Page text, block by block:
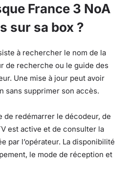
France 3 NoA
sur sa box ?
à rechercher le nom de la
de recherche ou le guide des
Une mise à jour peut avoir
sans supprimer son accès.
de redémarrer le décodeur, de
est active et de consulter la
par l’opérateur. La disponibilité
le mode de réception et